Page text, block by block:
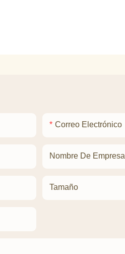
Correo Electrónico
Nombre De Empresa
Tamaño